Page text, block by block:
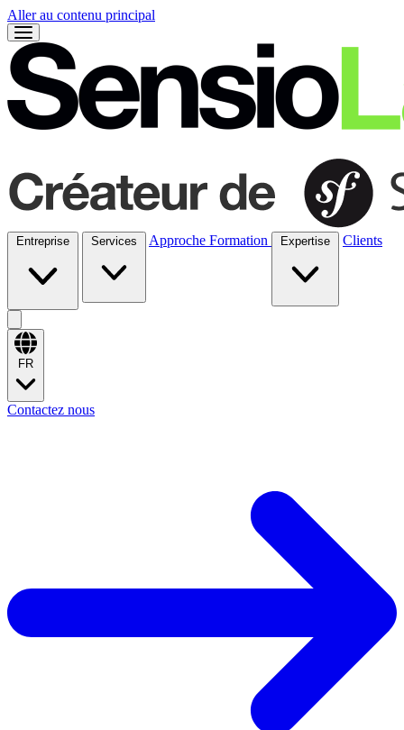
Aller au contenu principal
Entreprise Services Approche Formation Expertise Clients
FR
Contactez nous